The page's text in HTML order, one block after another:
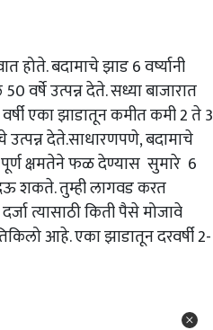
बदामाचे झाड 6 वर्ष्यानी
उत्पन्न देते. सध्या बाजारात
एका झाडातून कमीत कमी 2 ते 3
देते.साधारणपणे, बदामाचे
क्षमतेने फळ देण्यास सुमारे 6
शकते. तुम्ही लागवड करत
त्यासाठी किती पैसे मोजावे
आहे. एका झाडातून दरवर्षी 2-